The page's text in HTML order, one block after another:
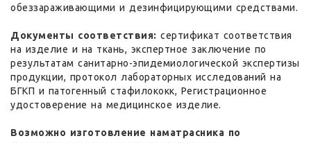
обеззараживающими и дезинфицирующими средствами.
Документы соответствия: сертификат соответствия
на изделие и на ткань, экспертное заключение по
результатам санитарно-эпидемиологической экспертизы
продукции, протокол лабораторных исследований на
БГКП и патогенный стафилококк, Регистрационное
удостоверение на медицинское изделие.
Возможно изготовление наматрасника по